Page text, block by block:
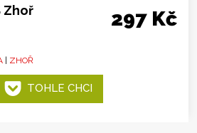
Zhoř 297 Kč
ZHOŘ
TOHLE CHCI